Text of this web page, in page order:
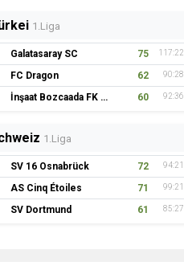
1.Liga
Galatasaray SC 75 117:22
FC Dragon 62 90:28
İnşaat Bozcaada FK 1957 60 92:36
1.Liga
SV 16 Osnabrück 72 94:21
AS Cinq Étoiles 71 99:21
SV Dortmund 61 85:27